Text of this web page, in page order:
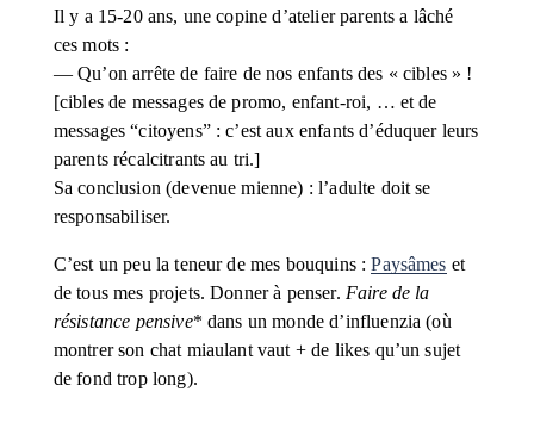
Il y a 15-20 ans, une copine d’atelier parents a lâché
ces mots :
— Qu’on arrête de faire de nos enfants des « cibles » !
[cibles de messages de promo, enfant-roi, … et de
messages “citoyens” : c’est aux enfants d’éduquer leurs
parents récalcitrants au tri.]
Sa conclusion (devenue mienne) : l’adulte doit se
responsabiliser.
C’est un peu la teneur de mes bouquins : Paysâmes et
de tous mes projets. Donner à penser. Faire de la
résistance pensive* dans un monde d’influenzia (où
montrer son chat miaulant vaut + de likes qu’un sujet
de fond trop long).